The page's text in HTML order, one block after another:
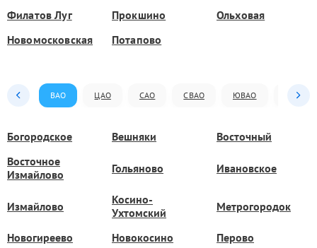
Филатов Луг
Прокшино
Ольховая
Новомосковская
Потапово
ВАО ЦАО САО СВАО ЮВАО ЮАО
Богородское Вешняки
Восточный
Восточное
Измайлово
Гольяново Ивановское
Измайлово
Косино-
Ухтомский
Метрогородок
Новогиреево Новокосино Перово